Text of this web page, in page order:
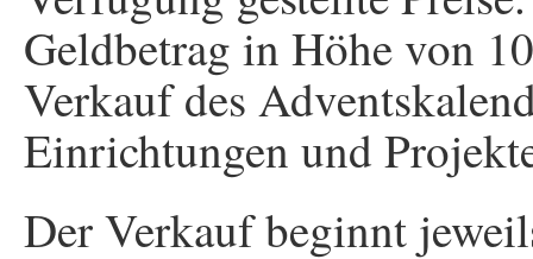
Geldbetrag in Höhe von
Verkauf des
Einrichtungen und
Der Verkauf beginnt